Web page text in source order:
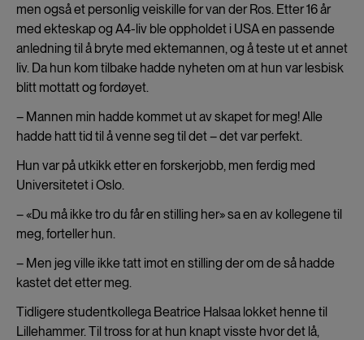
men også et personlig veiskille for van der Ros. Etter 16 år
med ekteskap og A4-liv ble oppholdet i USA en passende
anledning til å bryte med ektemannen, og å teste ut et annet
liv. Da hun kom tilbake hadde nyheten om at hun var lesbisk
blitt mottatt og fordøyet.
– Mannen min hadde kommet ut av skapet for meg! Alle
hadde hatt tid til å venne seg til det – det var perfekt.
Hun var på utkikk etter en forskerjobb, men ferdig med
Universitetet i Oslo.
– «Du må ikke tro du får en stilling her» sa en av kollegene til
meg, forteller hun.
– Men jeg ville ikke tatt imot en stilling der om de så hadde
kastet det etter meg.
Tidligere studentkollega Beatrice Halsaa lokket henne til
Lillehammer. Til tross for at hun knapt visste hvor det lå,